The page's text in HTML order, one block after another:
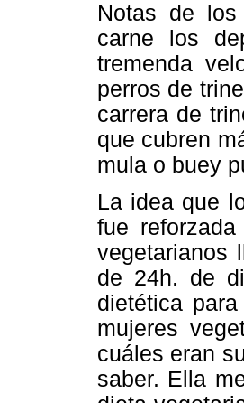
Notas de
carne los
tremenda
perros de
carrera de
que cubren
mula o buey
La idea que
fue
vegetarianos
de 24h. de
dietética
mujeres
cuáles eran
saber. Ella